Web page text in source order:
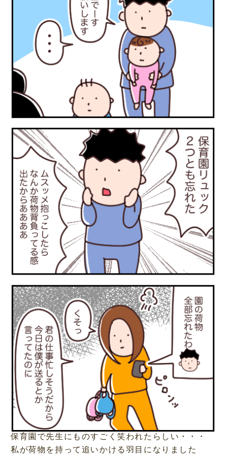
保育園で先生にものすごく笑われたらしい・・・
私が荷物を持って追いかける羽目になりました